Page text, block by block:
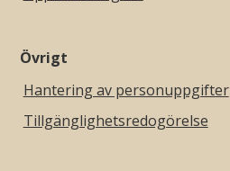
Övrigt
Hantering av personuppgifter
Tillgänglighetsredogörelse